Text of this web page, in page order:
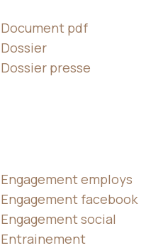
Document pdf
Dossier
Dossier presse
Engagement employs
Engagement facebook
Engagement social
Entrainement